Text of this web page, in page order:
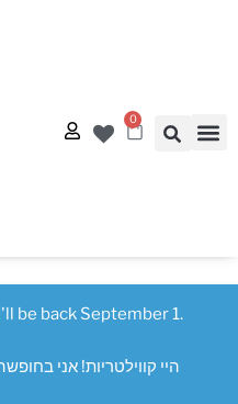
0
be back September 1.